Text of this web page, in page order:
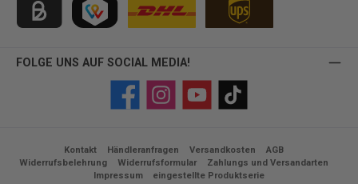
FOLGE UNS AUF SOCIAL MEDIA!
FacebookInstagramYouTube TikTok
Kontakt Händleranfragen Versandkosten
AGB
Widerrufsbelehrung
Widerrufsformular
Zahlungs und Versandarten
Impressum
eingestellte Produktserie